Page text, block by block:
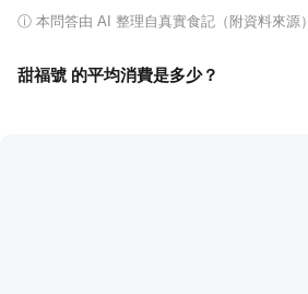
ⓘ 本問答由 AI 整理自真實食記（附資料來源）
甜福號 的平均消費是多少？